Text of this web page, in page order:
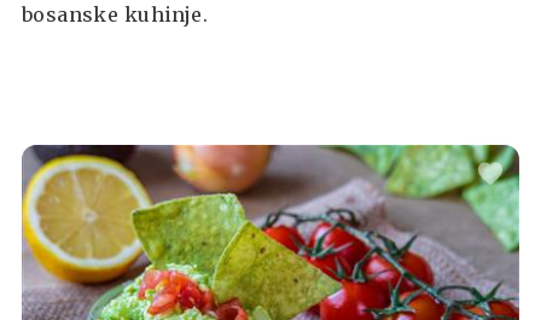
bosanske kuhinje.